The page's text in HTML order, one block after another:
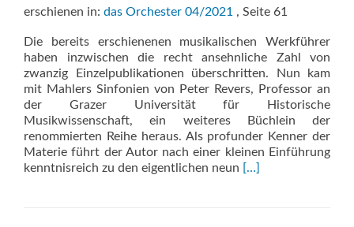
erschienen in: das Orchester 04/2021 , Seite 61
Die bereits erschienenen musikalischen Werkführer
haben inzwischen die recht ansehnliche Zahl von
zwanzig Einzelpublikationen überschritten. Nun kam
mit Mahlers Sinfonien von Peter Revers, Professor an
der Grazer Universität für Historische
Musikwissenschaft, ein weiteres Büchlein der
renommierten Reihe heraus. Als profunder Kenner der
Materie führt der Autor nach einer kleinen Einführung
kenntnisreich zu den eigentlichen neun Read
[…]